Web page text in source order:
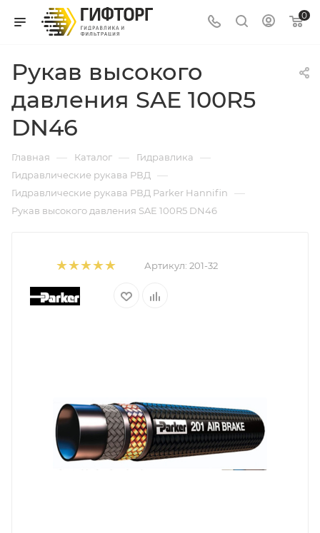
0
Рукав высокого
давления SAE 100R5
DN46
Главная — Каталог — Гидравлика —
Гидравлические рукава РВД —
Гидравлические рукава РВД Parker Hannifin —
Рукав высокого давления SAE 100R5 DN46
Артикул: 201-32